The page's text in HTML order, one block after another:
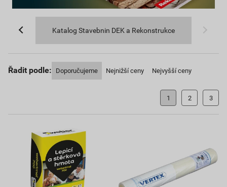
Katalog Stavebnin DEK a Rekonstrukce
Řadit podle: Doporučujeme Nejnižší ceny Nejvyšší ceny
1 2 3